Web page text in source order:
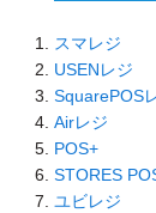
スマレジ
USENレジ
SquarePOS
Airレジ
POS+
STORES
ユビレジ